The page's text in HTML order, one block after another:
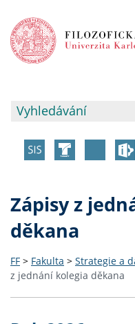
Zápisy z
děkana
FF > Fakulta > Strategie a
z jednání kolegia děkana